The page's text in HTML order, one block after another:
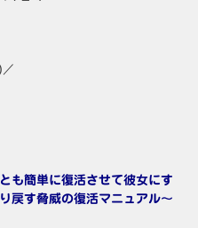
も簡単に復活させて彼女にす
戻す脅威の復活マニュアル～